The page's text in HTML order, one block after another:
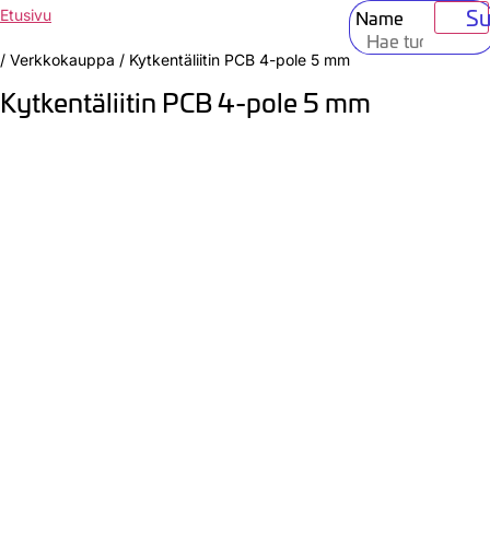
Name
Etusivu
/ Verkkokauppa / Kytkentäliitin PCB 4-pole 5 mm
Kytkentäliitin PCB 4-pole 5 mm